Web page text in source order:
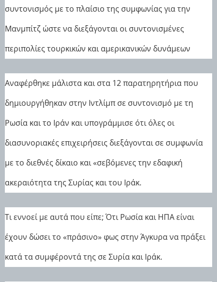
συντονισμός με το πλαίσιο της συμφωνίας για την
Μανμπίτζ ώστε να διεξάγονται οι συντονισμένες
περιπολίες τουρκικών και αμερικανικών δυνάμεων
Αναφέρθηκε μάλιστα και στα 12 παρατηρητήρια που
δημιουργήθηκαν στην Ιντλίμπ σε συντονισμό με τη
Ρωσία και το Ιράν και υπογράμμισε ότι όλες οι
διασυνοριακές επιχειρήσεις διεξάγονται σε συμφωνία
με το διεθνές δίκαιο και «σεβόμενες την εδαφική
ακεραιότητα της Συρίας και του Ιράκ.
Τι εννοεί με αυτά που είπε; Ότι Ρωσία και ΗΠΑ είναι
έχουν δώσει το «πράσινο» φως στην Άγκυρα να πράξει
κατά τα συμφέροντά της σε Συρία και Ιράκ.